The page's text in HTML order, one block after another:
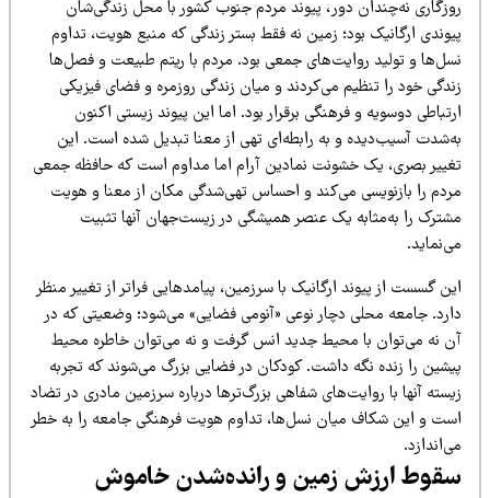
نه‌چندان دور، پیوند مردم جنوب کشور با محل زندگی‌شان
ارگانیک بود؛ زمین نه فقط بستر زندگی که منبع هویت، تداوم
و تولید روایت‌های جمعی بود. مردم با ریتم طبیعت و فصل‌ها
خود را تنظیم می‌کردند و میان زندگی روزمره و فضای فیزیکی
دوسویه و فرهنگی برقرار بود. اما این پیوند زیستی اکنون
آسیب‌دیده و به رابطه‌ای تهی از معنا تبدیل شده است. این
بصری، یک خشونت نمادین آرام اما مداوم است که حافظه جمعی
را بازنویسی می‌کند و احساس تهی‌شدگی مکان از معنا و هویت
را به‌مثابه یک عنصر همیشگی در زیست‌جهان آنها تثبیت
گسست از پیوند ارگانیک با سرزمین، پیامدهایی فراتر از تغییر منظر
جامعه محلی دچار نوعی «آنومی فضایی» می‌شود؛ وضعیتی که در
نه می‌توان با محیط جدید انس گرفت و نه می‌توان خاطره محیط
را زنده نگه داشت. کودکان در فضایی بزرگ می‌شوند که تجربه
آنها با روایت‌های شفاهی بزرگ‌ترها درباره سرزمین مادری در تضاد
و این شکاف میان نسل‌ها، تداوم هویت فرهنگی جامعه را به خطر
ارزش زمین و رانده‌شدن خاموش